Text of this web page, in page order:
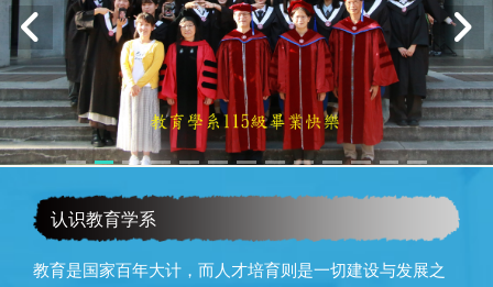
认识教育学系
教育是国家百年大计，而人才培育则是一切建设与发展之